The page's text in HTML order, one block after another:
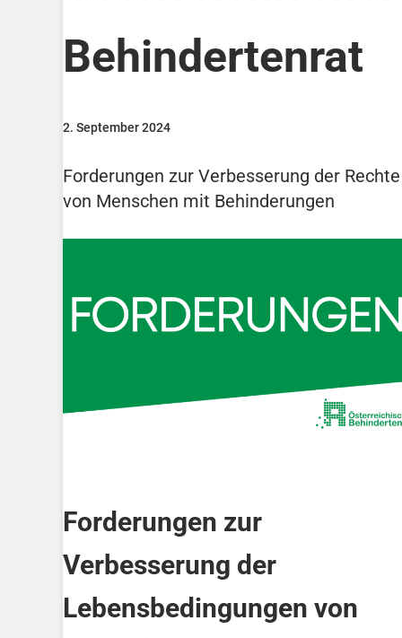
Behindertenrat
2. September 2024
Forderungen zur Verbesserung der Rechte
von Menschen mit Behinderungen
Forderungen zur
Verbesserung der
Lebensbedingungen von